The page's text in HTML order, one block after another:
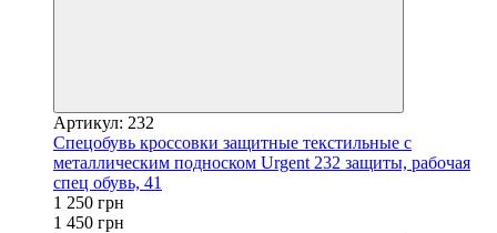
Артикул: 232
Спецобувь кроссовки защитные текстильные с
металлическим подноском Urgent 232 защиты, рабочая
спец обувь, 41
1 250 грн
1 450 грн